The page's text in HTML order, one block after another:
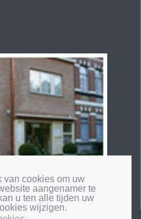
van cookies om uw
aangenamer te
u ten alle tijden uw
wijzigen.